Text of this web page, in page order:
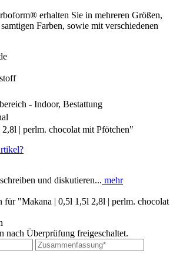
erhalten Sie in mehreren Größen,
Farben, sowie mit verschiedenen
- Indoor, Bestattung
| perlm. chocolat mit Pfötchen"
und diskutieren... mehr
für "Makana | 0,5l 1,5l 2,8l | perlm. chocolat
nach Überprüfung freigeschaltet.